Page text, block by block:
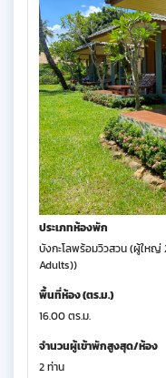
ประเภทห้องพัก
บังกะโลพร้อมวิวสวน (ผู้ใหญ่
Adults))
พื้นที่ห้อง (ตร.ม.)
16.00 ตร.ม.
จำนวนผู้เข้าพักสูงสุด/ห้อง
2 ท่าน